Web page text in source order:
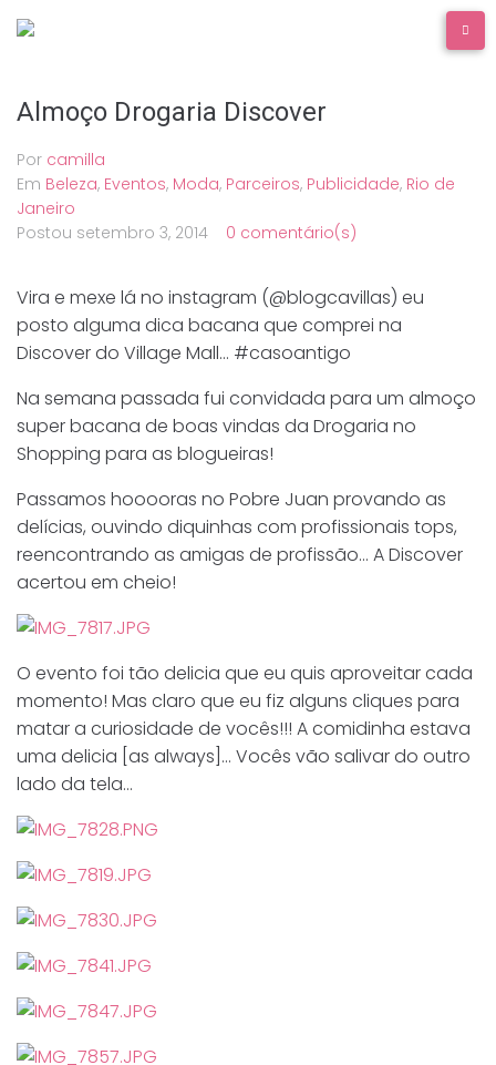
para
conteúdo
Almoço Drogaria Discover
Por camilla
Em Beleza, Eventos, Moda, Parceiros, Publicidade, Rio de
Janeiro
Postou setembro 3, 2014 0 comentário(s)
Vira e mexe lá no instagram (@blogcavillas) eu
posto alguma dica bacana que comprei na
Discover do Village Mall… #casoantigo
Na semana passada fui convidada para um almoço
super bacana de boas vindas da Drogaria no
Shopping para as blogueiras!
Passamos hooooras no Pobre Juan provando as
delícias, ouvindo diquinhas com profissionais tops,
reencontrando as amigas de profissão… A Discover
acertou em cheio!
O evento foi tão delicia que eu quis aproveitar cada
momento! Mas claro que eu fiz alguns cliques para
matar a curiosidade de vocês!!! A comidinha estava
uma delicia [as always]… Vocês vão salivar do outro
lado da tela…